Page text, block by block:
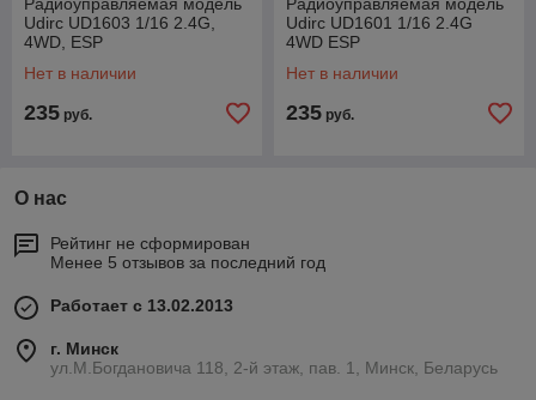
Udirc UD1603 1/16 2.4G,
4WD, ESP
Нет в наличии
235 руб.
Udirc UD1601 1/16 2.4G
4WD ESP
Нет в наличии
235 руб.
О нас
Рейтинг не сформирован
Менее 5 отзывов за последний год
Работает с 13.02.2013
г. Минск
ул.М.Богдановича 118, 2-й этаж, пав. 1, Минск, Беларусь